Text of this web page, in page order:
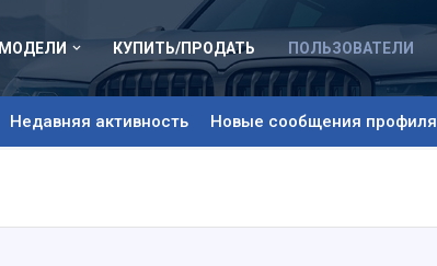
МОДЕЛИ КУПИТЬ/ПРОДАТЬ ПОЛЬЗОВАТЕЛИ
Недавняя активность Новые сообщения профиля